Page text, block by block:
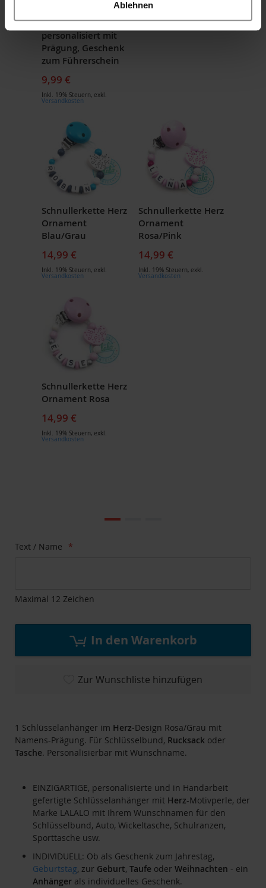
Ablehnen
1 Schlüsselanhänger im Herz-Design Rosa/Grau mit
Namens-Prägung. Für Schlüsselbund, Rucksack oder
Tasche. Personalisierbar mit Wunschname.
EINZIGARTIGE, personalisierte und in Handarbeit
gefertigte Schlüsselanhänger mit Herz-Motivperle, der
Marke LALALO mit Ihrem Wunschnamen für den
Schlüsselbund, Auto, Wickeltasche, Schulranzen,
Sporttasche usw.
INDIVIDUELL: Ob als Geschenk zum Jahrestag,
Geburtstag, zur Geburt, Taufe oder Weihnachten - ein
Anhänger als individuelles Geschenk.
Bildgalerie
Zum
springen
Text / Name
Maximal 12 Zeichen
In den Warenkorb
Zur Wunschliste hinzufügen
Schlüsselanhänger
mit Namen,
personalisiert mit
Prägung, Geschenk
zum Führerschein
9,99 €
Inkl. 19% Steuern, exkl.
Versandkosten
14,99 €
Inkl. 19% Steuern,exkl.
Schnullerkette Herz
Ornament
Blau/Grau
14,99 €
Inkl. 19% Steuern, exkl.
Versandkosten
Schnullerkette Herz
Ornament
Rosa/Pink
14,99 €
Inkl. 19% Steuern, exkl.
Versandkosten
Schnullerkette Herz
Ornament Rosa
14,99 €
Inkl. 19% Steuern, exkl.
Versandkosten